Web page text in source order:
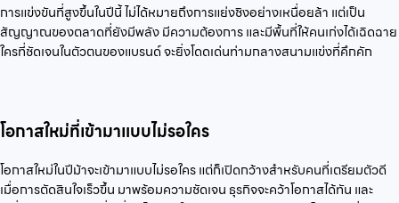
การแข่งขันที่สูงขึ้นในปีนี้ ไม่ได้หมายถึงการแย่งชิงอย่างเหนื่อยล้า แต่เป็น
สัญญาณของตลาดที่ยังมีพลัง มีความต้องการ และมีพื้นที่ให้คนเก่งได้เฉิดฉาย
ใครที่ชัดเจนในตัวตนของแบรนด์ จะยิ่งโดดเด่นท่ามกลางสนามแข่งที่คึกคัก
โอกาสใหม่ที่เข้ามาแบบไม่รอใคร
โอกาสใหม่ในปีม้าจะเข้ามาแบบไม่รอใคร แต่ก็เปิดกว้างสำหรับคนที่เตรียมตัวดี
เมื่อการตัดสินใจเร็วขึ้น มาพร้อมความชัดเจน ธุรกิจจะคว้าโอกาสได้ทัน และ